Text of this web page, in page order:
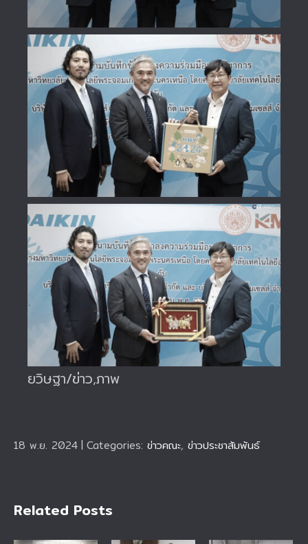
ยวิษฐา/ข่าว,ภาพ
18 พ.ย. 2024 | Categories: ข่าวคณะ, ข่าวประชาสัมพันธ์
Related Posts